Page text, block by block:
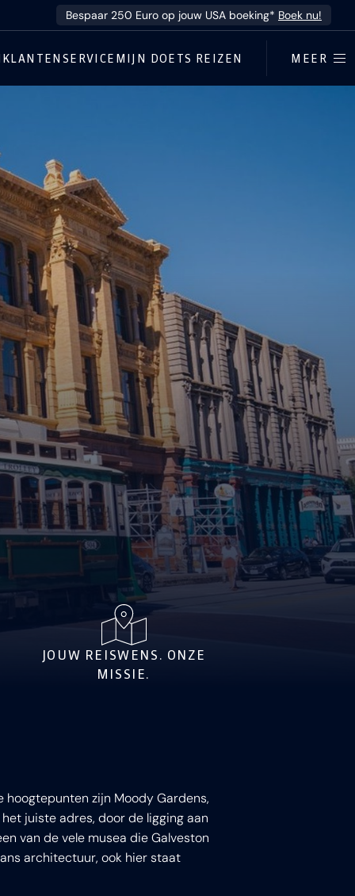
Bespaar 250 Euro op jouw USA boeking* Boek nu!
KLANTENSERVICE MIJN DOETS REIZEN MEER
JOUW REISWENS. ONZE
MISSIE.
zijn Moody Gardens,
juiste adres, door de ligging aan
van de vele musea die Galveston
architectuur, ook hier staat